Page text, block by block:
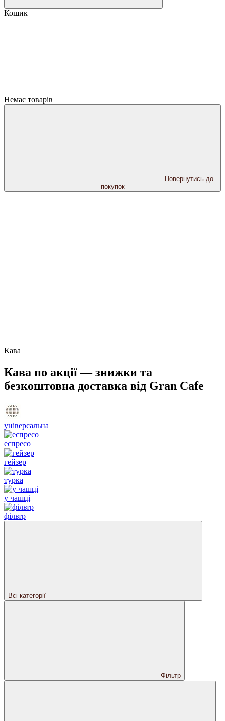
Кошик
Немає товарів
Повернутись до
покупок
Кава
Кава по акції — знижки та
безкоштовна доставка від Gran Cafe
універсальна
еспресо
гейзер
турка
у чашці
фільтр
Всі категорії
Фільтр